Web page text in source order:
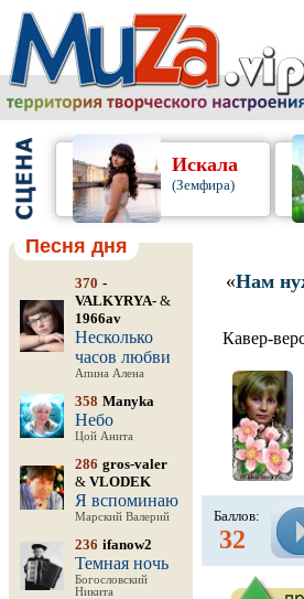
Искала
(Земфира)
Песня дня
370 -
VALKYRYA- &
1966av
Несколько
часов любви
Апина Алена
358 Manyka
Небо
Цой Анита
286 gros-valer
& VLODEK
Я вспоминаю
Марский Валерий
236 ifanow2
Темная ночь
Богословский
Никита
«Нам
Кавер-
Баллов:
32